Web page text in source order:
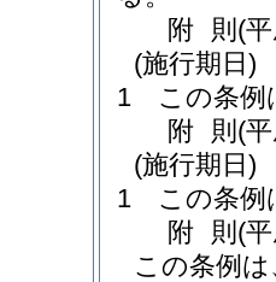
附 則 (
(施行期日)
1
この条例
附 則 (
(施行期日)
1
この条例
附 則 (
この条例